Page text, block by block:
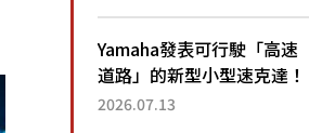
眼！ 配備豐富、超越售價
水準，堪稱高CP值代表的
「...
Yamaha發表可行駛「高速
道路」的新型小型速克達！
搭載能享受超強勁「渦輪
2026.07.13